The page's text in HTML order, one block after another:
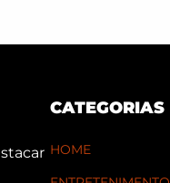
CATEGORIAS
HOME